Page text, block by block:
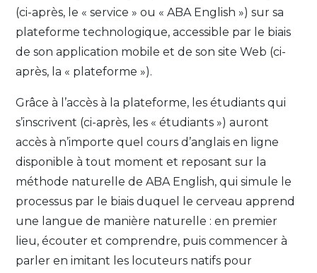
(ci-après, le « service » ou « ABA English ») sur sa
plateforme technologique, accessible par le biais
de son application mobile et de son site Web (ci-
après, la « plateforme »).
Grâce à l’accès à la plateforme, les étudiants qui
s’inscrivent (ci-après, les « étudiants ») auront
accès à n’importe quel cours d’anglais en ligne
disponible à tout moment et reposant sur la
méthode naturelle de ABA English, qui simule le
processus par le biais duquel le cerveau apprend
une langue de manière naturelle : en premier
lieu, écouter et comprendre, puis commencer à
parler en imitant les locuteurs natifs pour